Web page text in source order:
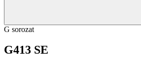
G sorozat
G413 SE